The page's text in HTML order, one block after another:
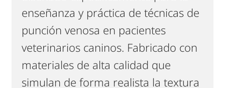
enseñanza y práctica de técnicas de
punción venosa en pacientes
veterinarios caninos. Fabricado con
materiales de alta calidad que
simulan de forma realista la textura